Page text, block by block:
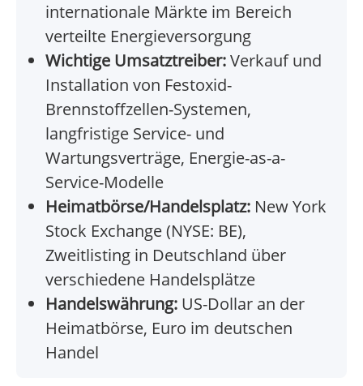
internationale Märkte im Bereich
verteilte Energieversorgung
Wichtige Umsatztreiber:Verkauf und
Installation von Festoxid-
Brennstoffzellen-Systemen,
langfristige Service- und
Wartungsverträge, Energie-as-a-
Service-Modelle
Heimatbörse/Handelsplatz: New York
Stock Exchange (NYSE: BE),
Zweitlisting in Deutschland über
verschiedene Handelsplätze
Handelswährung: US-Dollar an der
Heimatbörse, Euro im deutschen
Handel